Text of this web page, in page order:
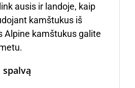
ausis ir landoje, kaip
kamštukus iš
Alpine kamštukus galite